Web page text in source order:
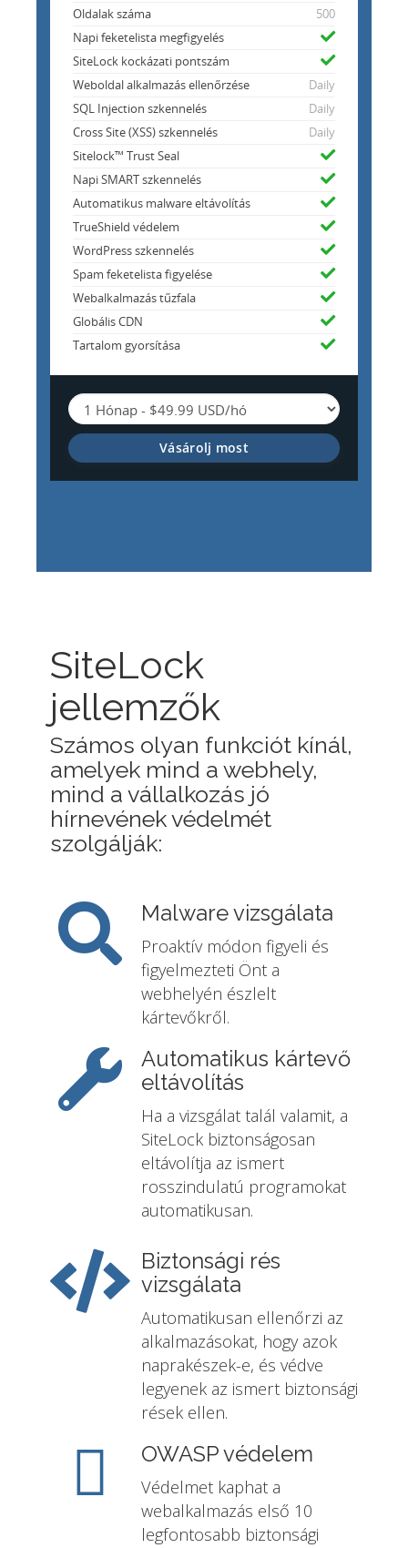
Oldalak száma
500
Napi feketelista megfigyelés
SiteLock kockázati pontszám
Weboldal alkalmazás ellenőrzése
Daily
SQL Injection szkennelés
Daily
Cross Site (XSS) szkennelés
Daily
Sitelock™ Trust Seal
Napi SMART szkennelés
Automatikus malware eltávolítás
TrueShield védelem
WordPress szkennelés
Spam feketelista figyelése
Webalkalmazás tűzfala
Globális CDN
Tartalom gyorsítása
Vásárolj most
SiteLock
jellemzők
Számos olyan funkciót kínál,
amelyek mind a webhely,
mind a vállalkozás jó
hírnevének védelmét
szolgálják:
Malware vizsgálata
Proaktív módon figyeli és
figyelmezteti Önt a
webhelyén észlelt
kártevőkről.
Automatikus kártevő
eltávolítás
Ha a vizsgálat talál valamit, a
SiteLock biztonságosan
eltávolítja az ismert
rosszindulatú programokat
automatikusan.
Biztonsági rés
vizsgálata
Automatikusan ellenőrzi az
alkalmazásokat, hogy azok
naprakészek-e, és védve
legyenek az ismert biztonsági
rések ellen.
OWASP védelem
Védelmet kaphat a
webalkalmazás első 10
legfontosabb biztonsági